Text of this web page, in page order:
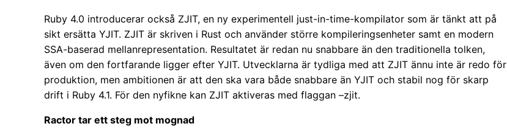
Ruby 4.0 introducerar också ZJIT, en ny experimentell just-in-time-kompilator som är tänkt att på
sikt ersätta YJIT. ZJIT är skriven i Rust och använder större kompileringsenheter samt en modern
SSA-baserad mellanrepresentation. Resultatet är redan nu snabbare än den traditionella tolken,
även om den fortfarande ligger efter YJIT. Utvecklarna är tydliga med att ZJIT ännu inte är redo för
produktion, men ambitionen är att den ska vara både snabbare än YJIT och stabil nog för skarp
drift i Ruby 4.1. För den nyfikne kan ZJIT aktiveras med flaggan –zjit.
Ractor tar ett steg mot mognad